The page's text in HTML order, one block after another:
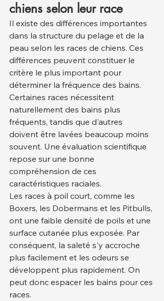
chiens selon leur race
Il existe des différences importantes
dans la structure du pelage et de la
peau selon les races de chiens. Ces
différences peuvent constituer le
critère le plus important pour
déterminer la fréquence des bains.
Certaines races nécessitent
naturellement des bains plus
fréquents, tandis que d'autres
doivent être lavées beaucoup moins
souvent. Une évaluation scientifique
repose sur une bonne
compréhension de ces
caractéristiques raciales.
Les races à poil court, comme les
Boxers, les Dobermans et les Pitbulls,
ont une faible densité de poils et une
surface cutanée plus exposée. Par
conséquent, la saleté s'y accroche
plus facilement et les odeurs se
développent plus rapidement. On
peut donc espacer les bains pour ces
races.